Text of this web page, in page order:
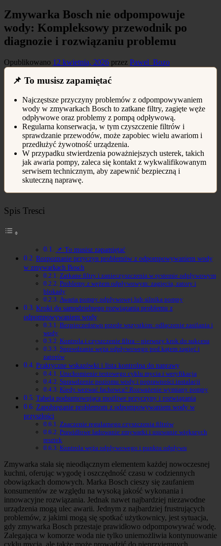
Zmywarka Bosch nie odpompowuje
wody: Kompleksowy przewodnik po
diagnozie i rozwiązaniu problemu
Opublikowano 12 kwietnia, 2026 przez Pawel_Bozo
📌 To musisz zapamiętać
Najczęstsze przyczyny problemów z odpompowywaniem
wody w zmywarkach Bosch to zatkane filtry, zagięte węże
odpływowe oraz problemy z pompą odpływową.
Regularna konserwacja, w tym czyszczenie filtrów i
sprawdzanie przewodów, może zapobiec wielu awariom i
przedłużyć żywotność urządzenia.
W przypadku stwierdzenia poważniejszych usterek, takich
jak awaria pompy, zaleca się kontakt z wykwalifikowanym
serwisem technicznym, aby zapewnić bezpieczną i
skuteczną naprawę.
Spis Tresci
📌 To musisz zapamiętać
Rozpoznanie przyczyn problemów z odpompowywaniem wody
w zmywarkach Bosch
Zatkane filtry i zanieczyszczenia w systemie odpływowym
Problemy z wężem odpływowym: zagięcia, zatory i
blokady
Awaria pompy odpływowej lub silnika pompy
Kroki do samodzielnego rozwiązania problemu z
odpompowywaniem wody
Bezpieczeństwo przede wszystkim: odłączenie zasilania i
wody
Kontrola i czyszczenie filtra – pierwszy krok do sukcesu
Sprawdzanie węża odpływowego pod kątem zagięć i
zatorów
Praktyczne wskazówki i lista kontrolna do naprawy
Uruchomienie testowego cyklu mycia i weryfikacja
Sprawdzenie poziomu wody i poprawności instalacji
Kiedy wezwać fachowca? Rozważenie wymiany pompy
Tabela podsumowująca możliwe przyczyny i rozwiązania
Zapobieganie problemom z odpompowywaniem wody w
przyszłości
Znaczenie regularnego czyszczenia filtrów
Prawidłowe ładowanie zmywarki i usuwanie większych
resztek
Kontrola węża odpływowego i punktu odpływu
Zmywarka stała się nieodłącznym elementem każdej nowoczesnej
kuchni, oferując wygodę i oszczędność czasu w codziennych
obowiązkach domowych. Marka Bosch cieszy się zaufaniem
konsumentów ze względu na wysoką jakość wykonania i
innowacyjne rozwiązania. Jednak nawet najbardziej niezawodne
urządzenia mogą ulec awarii. Jednym z najbardziej frustrujących
problemów, z jakimi mogą się spotkać użytkownicy, jest sytuacja,
gdy zmywarka Bosch przestaje prawidłowo odpompowywać wodę.
Zalegająca w komorze woda nie tylko uniemożliwia kontynuowanie
cyklu mycia, ale także może prowadzić do nieprzyjemnych